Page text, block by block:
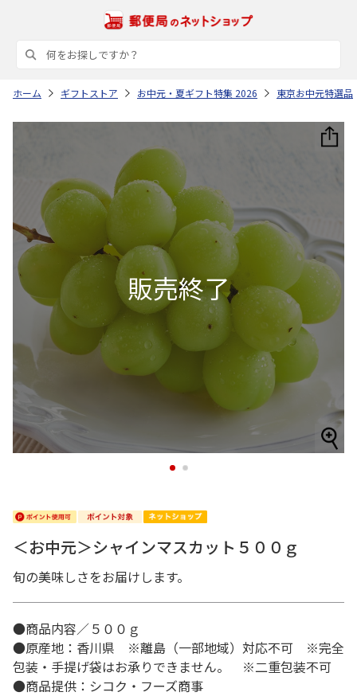
ホーム ギフトストア お中元・夏ギフト特集 2026 東京お中元特選品
1 2
＜お中元＞シャインマスカット５００ｇ
旬の美味しさをお届けします。
●商品内容／５００ｇ
●原産地：香川県 ※離島（一部地域）対応不可 ※完全
包装・手提げ袋はお承りできません。 ※二重包装不可
●商品提供：シコク・フーズ商事